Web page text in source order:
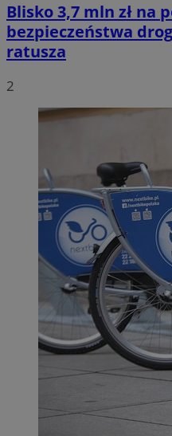
Blisko 3,7 mln zł na
bezpieczeństwa
ratusza
2